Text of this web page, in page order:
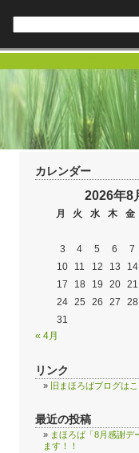
カレンダー
2026年8
月 火 水 木 金
3
4 5 6 7
10
11 12 13 14
17
18 19 20 21
24 25 26 27 28
31
« 4月
リンク
旧まほろばブログは
最近の投稿
まほろば「8月感謝デ
ます！！